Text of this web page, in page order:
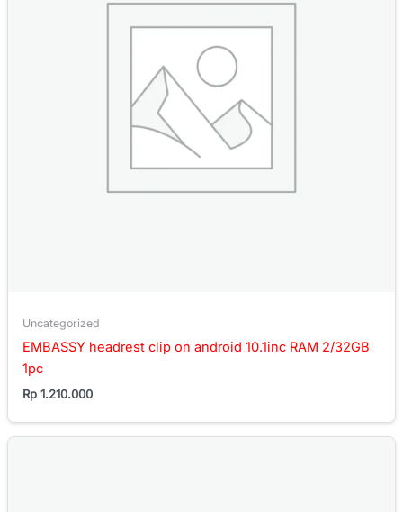
Uncategorized
EMBASSY headrest clip on android 10.1inc RAM 2/32GB
1pc
Rp 1.210.000